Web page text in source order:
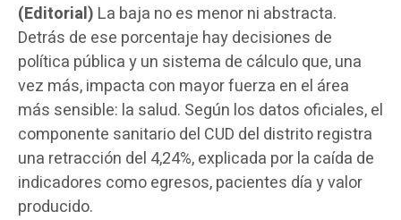
(Editorial) La baja no es menor ni abstracta.
Detrás de ese porcentaje hay decisiones de
política pública y un sistema de cálculo que, una
vez más, impacta con mayor fuerza en el área
más sensible: la salud. Según los datos oficiales, el
componente sanitario del CUD del distrito registra
una retracción del 4,24%, explicada por la caída de
indicadores como egresos, pacientes día y valor
producido.